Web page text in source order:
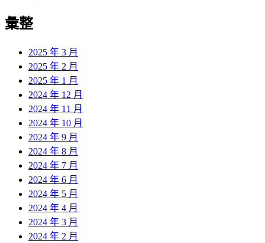
彙整
2025 年 3 月
2025 年 2 月
2025 年 1 月
2024 年 12 月
2024 年 11 月
2024 年 10 月
2024 年 9 月
2024 年 8 月
2024 年 7 月
2024 年 6 月
2024 年 5 月
2024 年 4 月
2024 年 3 月
2024 年 2 月